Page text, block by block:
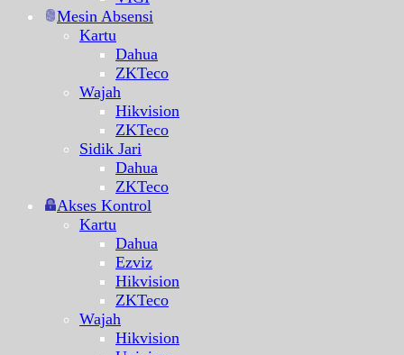
Mesin Absensi
Kartu
Dahua
ZKTeco
Wajah
Hikvision
ZKTeco
Sidik Jari
Dahua
ZKTeco
Akses Kontrol
Kartu
Dahua
Ezviz
Hikvision
ZKTeco
Wajah
Hikvision